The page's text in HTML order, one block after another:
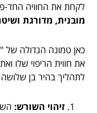
לקחת את החוויה החד-
מובנית, מדורגת
כאן טמונה הגדולה של
את חווית הריפוי שלו
לתהליך בהיר בן
זיהוי השורש: